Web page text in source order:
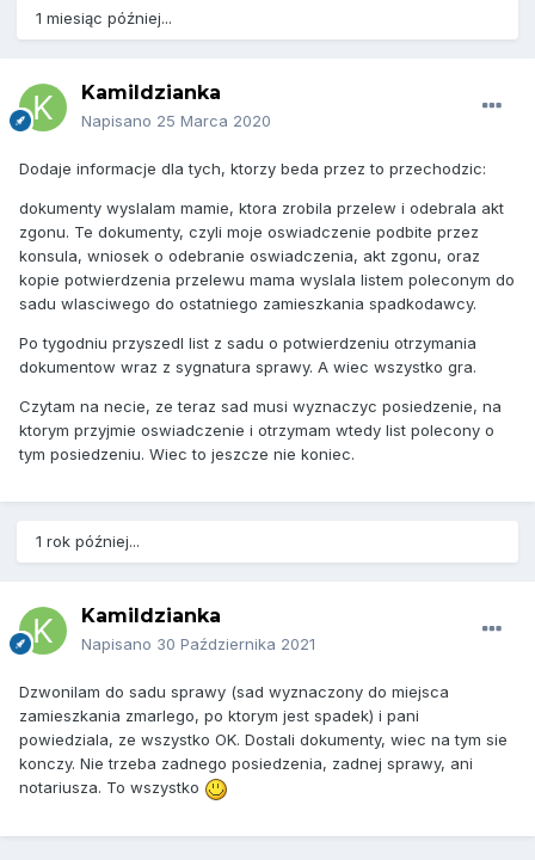
1 miesiąc później...
Kamildzianka
Napisano 25 Marca 2020
Dodaje informacje dla tych, ktorzy beda przez to przechodzic:
dokumenty wyslalam mamie, ktora zrobila przelew i odebrala akt
zgonu. Te dokumenty, czyli moje oswiadczenie podbite przez
konsula, wniosek o odebranie oswiadczenia, akt zgonu, oraz
kopie potwierdzenia przelewu mama wyslala listem poleconym do
sadu wlasciwego do ostatniego zamieszkania spadkodawcy.
Po tygodniu przyszedl list z sadu o potwierdzeniu otrzymania
dokumentow wraz z sygnatura sprawy. A wiec wszystko gra.
Czytam na necie, ze teraz sad musi wyznaczyc posiedzenie, na
ktorym przyjmie oswiadczenie i otrzymam wtedy list polecony o
tym posiedzeniu. Wiec to jeszcze nie koniec.
1 rok później...
Kamildzianka
Napisano 30 Października 2021
Dzwonilam do sadu sprawy (sad wyznaczony do miejsca
zamieszkania zmarlego, po ktorym jest spadek) i pani
powiedziala, ze wszystko OK. Dostali dokumenty, wiec na tym sie
konczy. Nie trzeba zadnego posiedzenia, zadnej sprawy, ani
notariusza. To wszystko